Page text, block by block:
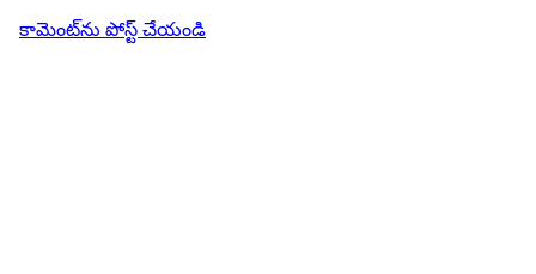
కామెంట్‌ను పోస్ట్ చేయండి